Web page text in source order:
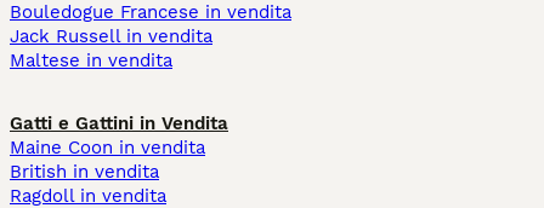
Bouledogue Francese in vendita
Jack Russell in vendita
Maltese in vendita
Gatti e Gattini in Vendita
Maine Coon in vendita
British in vendita
Ragdoll in vendita